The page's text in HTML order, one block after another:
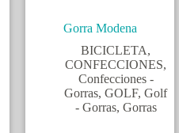
Gorra Modena
BICICLETA,
CONFECCIONES,
Confecciones -
Gorras, GOLF, Golf
- Gorras, Gorras